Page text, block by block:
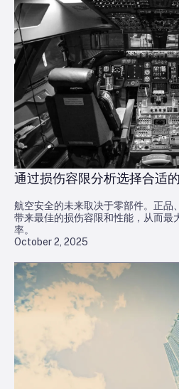
October 2, 2025
通过损伤容限分析选择合适
航空安全的未来取决于零部件。正品
带来最佳的损伤容限和性能，从而最
率。